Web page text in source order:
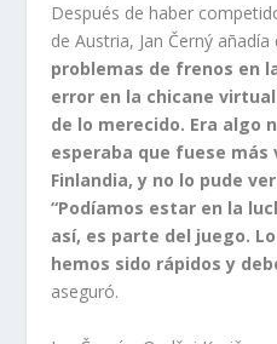
Después de haber
de Austria, Jan Černý
problemas de frenos en
error en la chicane
de lo merecido. Era algo
esperaba que fuese más
Finlandia, y no lo pude ver
“Podíamos estar en la
así, es parte del juego. Lo
hemos sido rápidos y
aseguró.